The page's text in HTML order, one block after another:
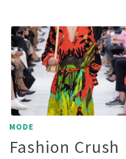
MODE
Fashion